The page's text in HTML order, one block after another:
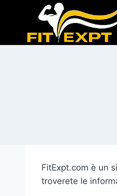
contenuto
FitExpt.com è un
troverete le